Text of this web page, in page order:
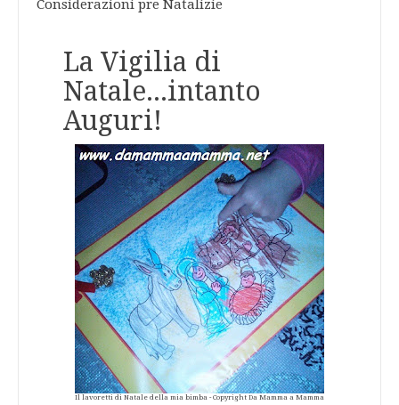
Considerazioni pre Natalizie
La Vigilia di
Natale...intanto
Auguri!
Il lavoretti di Natale della mia bimba - Copyright Da Mamma a Mamma